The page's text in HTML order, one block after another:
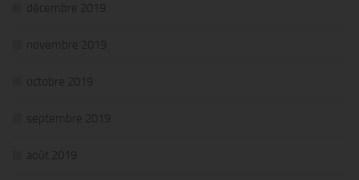
décembre 2019
novembre 2019
octobre 2019
septembre 2019
août 2019